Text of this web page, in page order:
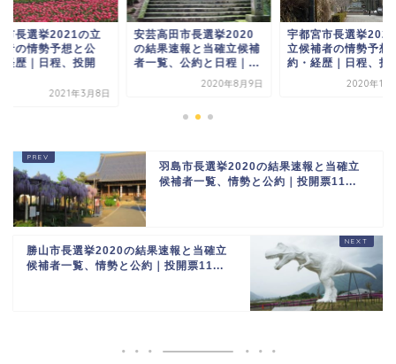
高田市長選挙2020
果速報と当確立候補
覧、公約と日程｜...
宇都宮市長選挙2020の
立候補者の情勢予想と公
約・経歴｜日程、投開...
2020年11月10日
羽村市長選挙2021
候補者の情勢予想と
約・経歴｜日程、投
羽島市長選挙2020の結果速報と当確立
候補者一覧、情勢と公約｜投開票11...
勝山市長選挙2020の結果速報と当確立
候補者一覧、情勢と公約｜投開票11...